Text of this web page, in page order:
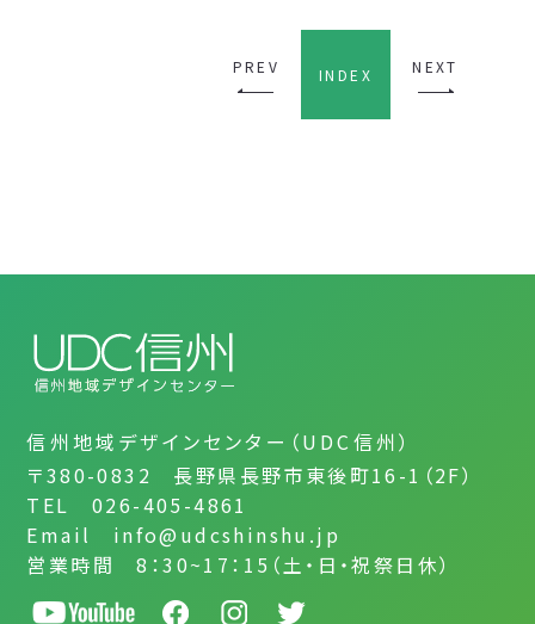
PREV INDEX NEXT
信州地域デザインセンター（UDC信州）
〒380-0832 長野県長野市東後町16-1（2F）
TEL 026-405-4861
Email info@udcshinshu.jp
営業時間 8：30~17：15（土・日・祝祭日休）